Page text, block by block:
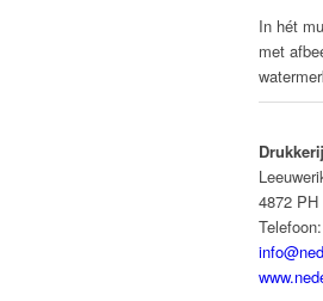
In hét
met
4872